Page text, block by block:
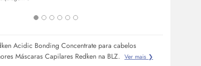
Acidic Bonding Concentrate para cabelos
Máscaras Capilares Redken na BLZ. Ver mais ❯